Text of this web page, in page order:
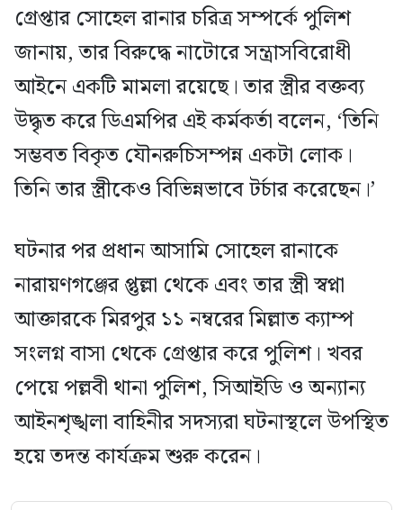
গ্রেপ্তার সোহেল রানার চরিত্র সম্পর্কে পুলিশ
জানায়, তার বিরুদ্ধে নাটোরে সন্ত্রাসবিরোধী
আইনে একটি মামলা রয়েছে। তার স্ত্রীর বক্তব্য
উদ্ধৃত করে ডিএমপির এই কর্মকর্তা বলেন, ‘তিনি
সম্ভবত বিকৃত যৌনরুচিসম্পন্ন একটা লোক।
তিনি তার স্ত্রীকেও বিভিন্নভাবে টর্চার করেছেন।’
ঘটনার পর প্রধান আসামি সোহেল রানাকে
নারায়ণগঞ্জের প্তুল্লা থেকে এবং তার স্ত্রী স্বপ্না
আক্তারকে মিরপুর ১১ নম্বরের মিল্লাত ক্যাম্প
সংলগ্ন বাসা থেকে গ্রেপ্তার করে পুলিশ। খবর
পেয়ে পল্লবী থানা পুলিশ, সিআইডি ও অন্যান্য
আইনশৃঙ্খলা বাহিনীর সদস্যরা ঘটনাস্থলে উপস্থিত
হয়ে তদন্ত কার্যক্রম শুরু করেন।